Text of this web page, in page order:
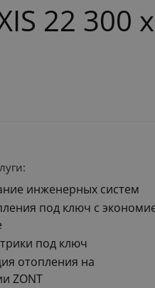
22 300
инженерных систем
под ключ с
под ключ
отопления на
ZONT